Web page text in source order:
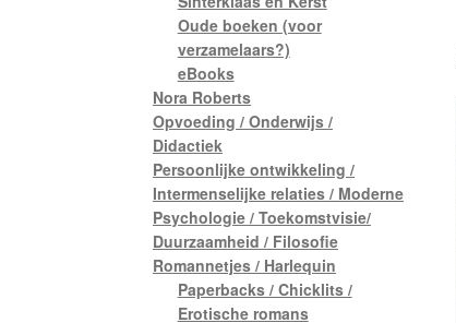
Oude boeken (voor
verzamelaars?)
eBooks
Nora Roberts
Opvoeding / Onderwijs /
Didactiek
Persoonlijke ontwikkeling /
Intermenselijke relaties / Moderne
Psychologie / Toekomstvisie/
Duurzaamheid / Filosofie
Romannetjes / Harlequin
Paperbacks / Chicklits /
Erotische romans